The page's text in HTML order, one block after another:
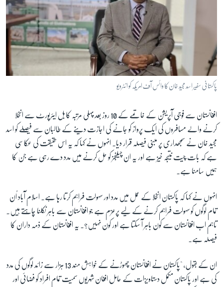
پاکستانی سفیر اسد مجید خان کا وائس آف امریکہ کو انٹرویو
افغانستان سے فوجی آپریشن کے خاتمے کے 10 روز بعد پہلی مرتبہ کابل ایئرپورٹ سے انخلا
کرنے والے مسافروں کی ایک پرواز کو جانے کی اجازت دینے کے طالبان سے فیصلے کو اسد
مجید خان نے سمجھداری پر مبنی فیصلہ قرار دیا۔ انہوں نے کہا کہ یہ اس حقیقت کی عکاسی
ہے کہ بات چیت نتیجہ خیز ہے اور یہ ان چیلنجز کو حل کرنے میں مدد دے رہی ہے جن کا
ہمیں سامنا ہے۔
انہوں نے کہا کہ پاکستان انخلا کے عمل میں مدد اور سہولت فراہم کرتا رہا ہے۔ اسلام آباد اُن
تمام لوگوں کو سہولت فراہم کرنے کے لیے پرعزم ہے جو افغانستان سے باہر نکلنا چاہتے ہیں۔
تاہم اب افغانستان سے کون باہر آ سکتا ہے اور کون نہیں؟۔ یہ افغانستان کے ذمہ داران کا
فیصلہ ہے۔
ان کے بقول، "پاکستان نے افغانستان چھوڑنے کے خواہش مند 13 ہزار سے زائد لوگوں کی مدد
کی ہے اور پاکستان مکمل دستاویزات کے حامل افغان شہریوں سمیت تمام افراد کو فضائی اور